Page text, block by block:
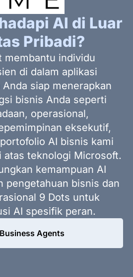
AI di Luar
Pribadi?
membantu individu
di dalam aplikasi
siap menerapkan
bisnis Anda seperti
operasional,
eksekutif,
AI bisnis kami
atas teknologi Microsoft.
kemampuan AI
pengetahuan bisnis dan
9 Dots untuk
AI spesifik peran.
Agents